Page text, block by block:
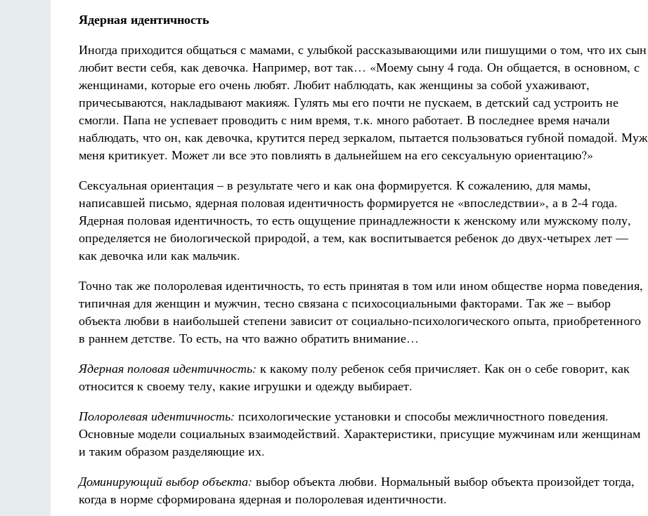
Ядерная идентичность
Иногда приходится общаться с мамами, с улыбкой рассказывающими или пишущими о том, что их сын
любит вести себя, как девочка. Например, вот так… «Моему сыну 4 года. Он общается, в основном, с
женщинами, которые его очень любят. Любит наблюдать, как женщины за собой ухаживают,
причесываются, накладывают макияж. Гулять мы его почти не пускаем, в детский сад устроить не
смогли. Папа не успевает проводить с ним время, т.к. много работает. В последнее время начали
наблюдать, что он, как девочка, крутится перед зеркалом, пытается пользоваться губной помадой. Муж
меня критикует. Может ли все это повлиять в дальнейшем на его сексуальную ориентацию?»
Сексуальная ориентация – в результате чего и как она формируется. К сожалению, для мамы,
написавшей письмо, ядерная половая идентичность формируется не «впоследствии», а в 2-4 года.
Ядерная половая идентичность, то есть ощущение принадлежности к женскому или мужскому полу,
определяется не биологической природой, а тем, как воспитывается ребенок до двух-четырех лет —
как девочка или как мальчик.
Точно так же полоролевая идентичность, то есть принятая в том или ином обществе норма поведения,
типичная для женщин и мужчин, тесно связана с психосоциальными факторами. Так же – выбор
объекта любви в наибольшей степени зависит от социально-психологического опыта, приобретенного
в раннем детстве. То есть, на что важно обратить внимание…
Ядерная половая идентичность: к какому полу ребенок себя причисляет. Как он о себе говорит, как
относится к своему телу, какие игрушки и одежду выбирает.
Полоролевая идентичность: психологические уста­новки и способы межличностного поведения.
Основные модели социальных взаимодействий. Характеристики, присущие мужчинам или женщинам
и таким образом разделяющие их.
Доминирующий выбор объекта: выбор объекта любви. Нормальный выбор объекта произойдет тогда,
когда в норме сформирована ядерная и полоролевая идентичности.